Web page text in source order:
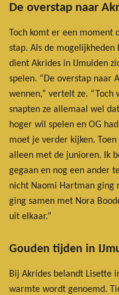
De overstap naar
Toch komt er een
stap. Als de mogelijkheden
dient Akrides in IJmuiden
spelen. “De overstap naar
wennen,” vertelt ze.
snapten ze allemaal wel
hoger wil spelen en OG
moet je verder kijken.
alleen met de junioren. Ik
gegaan en nog een ander
nicht Naomi Hartman ging
ging samen met Nora
uit elkaar.”
Gouden tijden in
Bij Akrides belandt Lisette
warmte wordt genoemd.